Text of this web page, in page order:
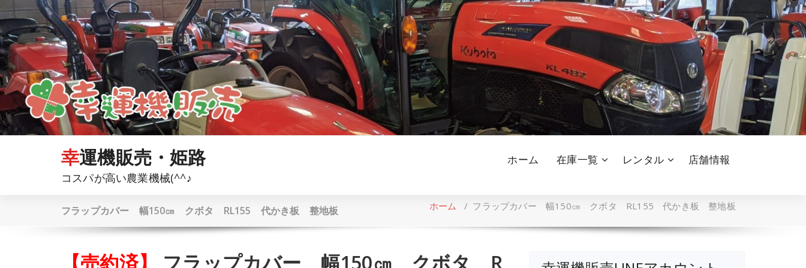
ン
テ
ン
ツ
へ
ス
キ
プ
幸運機販売・姫路
コスパが高い農業機械(^^♪
ホーム 在庫一覧 レンタル 店舗情報
フラップカバー 幅150㎝ クボタ RL155 代かき板 整地板 ホーム / フラップカバー 幅150㎝ クボタ RL155 代かき板 整地板
【売約済】 フラップカバー 幅150㎝ クボタ R